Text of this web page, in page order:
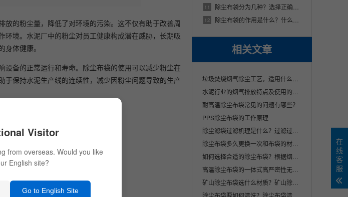
11 除尘布袋分为几种？选择正确除尘布袋？
12 除尘布袋的作用是什么？什么材料做的？
相关文章
耐高温除尘布袋常见的问题有哪些？
PPS除尘布袋的工作原理
的粉尘量，降低了对环境的污染。这不仅有助于改善周
境。水泥厂中的粉尘对员工健康构成潜在威胁，长期吸
体健康。
备的正常运行和寿命。除尘布袋的使用可以减少粉尘在
保持水泥生产线的连续性，减少因粉尘问题导致的生产
在
线
客
服
Visitor
from overseas. Would you like
English site?
Go to English Site